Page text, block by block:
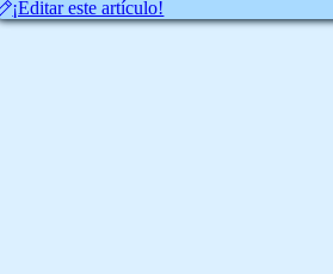
¡Editar este artículo!